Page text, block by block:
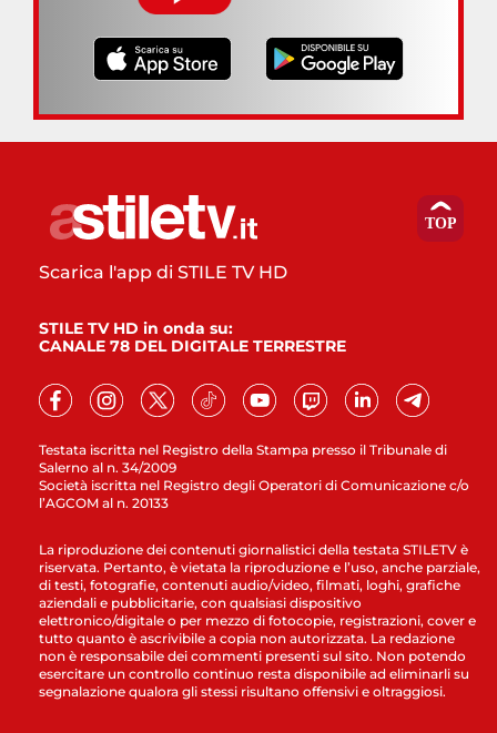
Testata iscritta nel Registro della Stampa presso il Tribunale di
Salerno al n. 34/2009
Società iscritta nel Registro degli Operatori di Comunicazione c/o
l’AGCOM al n. 20133
Scarica l'app di STILE TV HD
STILE TV HD in onda su:
CANALE 78 DEL DIGITALE TERRESTRE
La riproduzione dei contenuti giornalistici della testata STILETV è
riservata. Pertanto, è vietata la riproduzione e l’uso, anche parziale,
di testi, fotografie, contenuti audio/video, filmati, loghi, grafiche
aziendali e pubblicitarie, con qualsiasi dispositivo
elettronico/digitale o per mezzo di fotocopie, registrazioni, cover e
tutto quanto è ascrivibile a copia non autorizzata. La redazione
non è responsabile dei commenti presenti sul sito. Non potendo
esercitare un controllo continuo resta disponibile ad eliminarli su
segnalazione qualora gli stessi risultano offensivi e oltraggiosi.